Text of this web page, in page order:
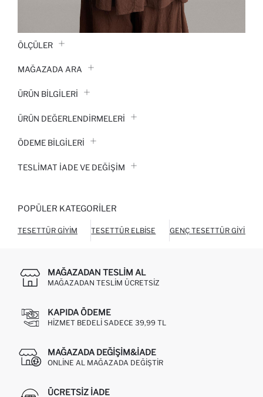
ÖLÇÜLER
MAĞAZADA ARA
ÜRÜN BILGILERI
ÜRÜN DEĞERLENDİRMELERİ
ÖDEME BİLGİLERİ
TESLIMAT İADE VE DEĞIŞIM
POPÜLER KATEGORILER
TESETTÜR GIYIM TESETTÜR ELBISE GENÇ TESETTÜR GIYIM
MAĞAZADAN TESLIM AL
MAĞAZADAN TESLIM ÜCRETSIZ
KAPIDA ÖDEME
HIZMET BEDELI SADECE 39,99 TL
MAĞAZADA DEĞIŞIM&İADE
ONLINE AL MAĞAZADA DEĞIŞTIR
ÜCRETSIZ IADE